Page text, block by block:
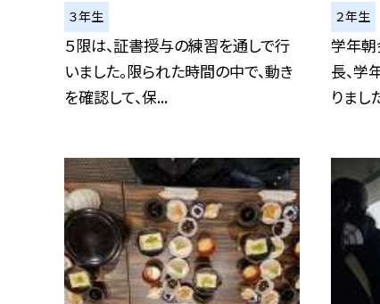
３年生
５限は、証書授与の練習を通しで行
いました。限られた時間の中で、動き
を確認して、保...
２年生
学年朝
長、学
りまし